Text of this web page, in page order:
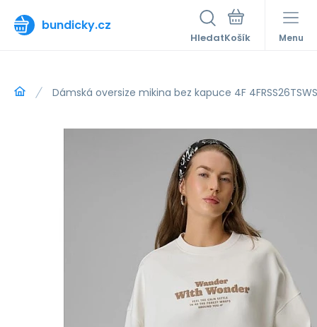
bundicky.cz
Hledat Menu
Dámská oversize mikina bez kapuce 4F